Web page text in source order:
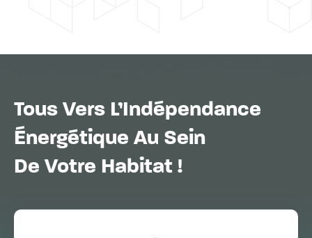
Tous Vers L’Indépendance
Énergétique Au Sein
De Votre Habitat !